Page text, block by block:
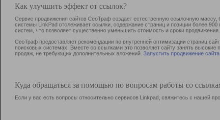
Как улучшить эффект от ссылок?
Сервис продвижения сайтов СеоТраф создает естественную ссылочную
системы LinkPad отслеживает ссылки, содержание страниц и позиции более
систем, что позволяет существенно уменьшить стоимость и сроки продвижения.
СеоТраф предоставляет рекомендации по внутренней оптимизации страниц
поисковых системах. Вместе со ссылками это позволяет сайту занять
продаж, не требующих дополнительных вложений. Запустить продвижение сайта
Куда обращаться за помощью по вопросам работы со
Если у вас есть вопросы относительно сервисов Linkpad, свяжитесь с нашей